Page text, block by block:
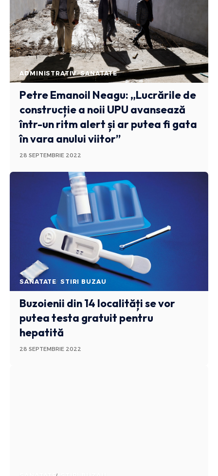
ADMINISTRATIV SANATATE
Petre Emanoil Neagu: „Lucrările de
construcție a noii UPU avansează
într-un ritm alert și ar putea fi gata
în vara anului viitor”
28 SEPTEMBRIE 2022
SANATATE STIRI BUZAU
Buzoienii din 14 localități se vor
putea testa gratuit pentru
hepatită
28 SEPTEMBRIE 2022